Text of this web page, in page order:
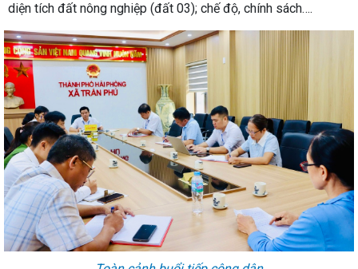
diện tích đất nông nghiệp (đất 03); chế độ, chính sách….